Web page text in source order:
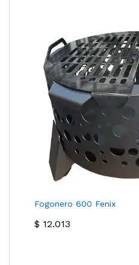
Fogonero 600 Fenix
$ 12.013